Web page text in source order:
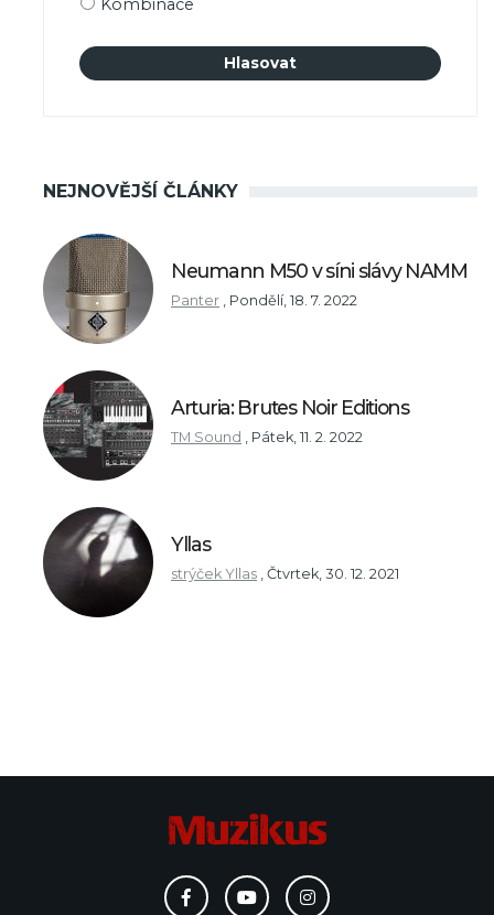
NEJNOVĚJŠÍ ČLÁNKY
Neumann M50 v síni slávy NAMM
Panter , Pondělí, 18. 7. 2022
Arturia: Brutes Noir Editions
TM Sound , Pátek, 11. 2. 2022
Yllas
strýček Yllas , Čtvrtek, 30. 12. 2021